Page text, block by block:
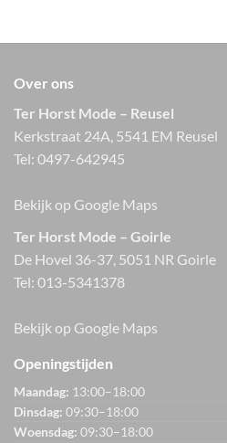
Over ons
Ter Horst Mode – Reusel
Kerkstraat 24A, 5541 EM Reusel
Tel: 0497-642945
Bekijk op Google Maps
Ter Horst Mode – Goirle
De Hovel 36-37, 5051 NR Goirle
Tel: 013-5341378
Bekijk op Google Maps
Openingstijden
Maandag: 13:00–18:00
Dinsdag: 09:30–18:00
Woensdag: 09:30–18:00